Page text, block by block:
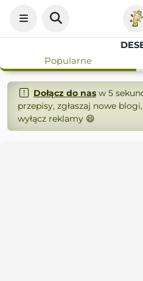
Popularne
Dołącz do nasw 5
przepisy, zgłaszaj nowe
wyłącz reklamy 😄